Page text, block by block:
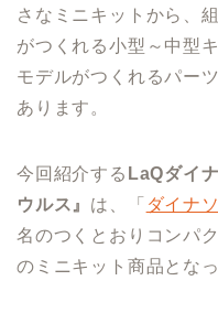
さなミニキットから、
がつくれる小型～中型
モデルがつくれるパー
あります。
今回紹介する LaQダイ
ウルス』 は、「 ダイナ
名のつくとおりコンパ
のミニキット商品とな